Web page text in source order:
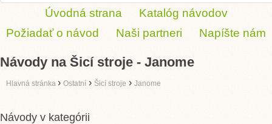
Úvodná strana
Katalóg návodov
Požiadať o návod
Naši partneri Napíšte nám
Návody na Šicí stroje - Janome
Hlavná stránka › Ostatní › Šicí stroje › Janome
Návody v kategórii